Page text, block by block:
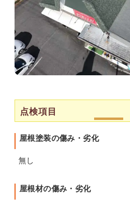
点検項目
屋根塗装の傷み・劣化
無し
屋根材の傷み・劣化